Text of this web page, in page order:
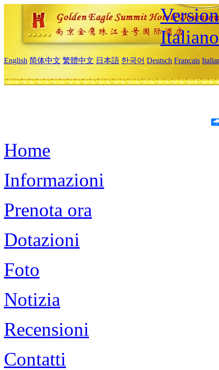
Italiano
English 简体中文 繁體中文 日本語 한국어 Deutsch Français
Home
Informazioni
Prenota ora
Dotazioni
Foto
Notizia
Recensioni
Contatti